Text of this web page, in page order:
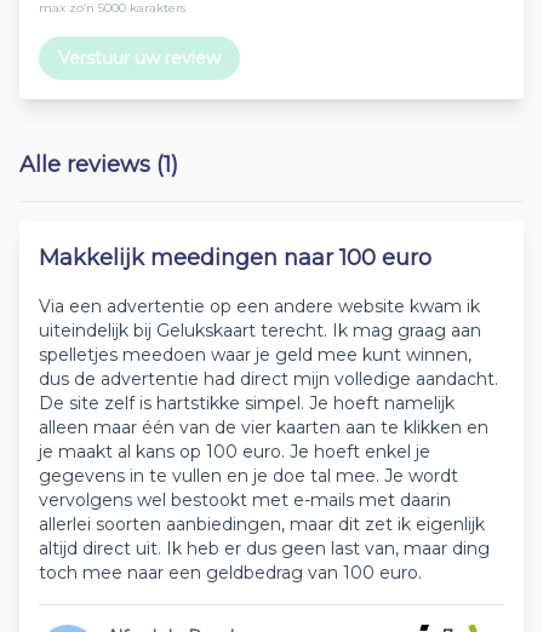
max zo’n 5000 karakters
Verstuur uw review
Alle reviews (1)
Makkelijk meedingen naar 100 euro
Via een advertentie op een andere website kwam ik
uiteindelijk bij Gelukskaart terecht. Ik mag graag aan
spelletjes meedoen waar je geld mee kunt winnen,
dus de advertentie had direct mijn volledige aandacht.
De site zelf is hartstikke simpel. Je hoeft namelijk
alleen maar één van de vier kaarten aan te klikken en
je maakt al kans op 100 euro. Je hoeft enkel je
gegevens in te vullen en je doe tal mee. Je wordt
vervolgens wel bestookt met e-mails met daarin
allerlei soorten aanbiedingen, maar dit zet ik eigenlijk
altijd direct uit. Ik heb er dus geen last van, maar ding
toch mee naar een geldbedrag van 100 euro.